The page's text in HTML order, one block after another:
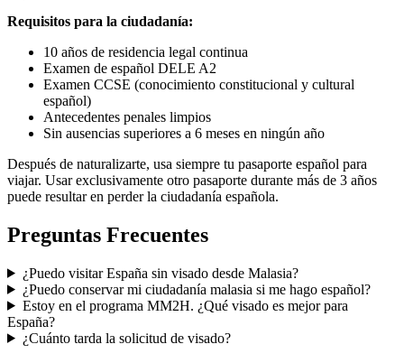
Requisitos para la ciudadanía:
10 años de residencia legal continua
Examen de español DELE A2
Examen CCSE (conocimiento constitucional y cultural
español)
Antecedentes penales limpios
Sin ausencias superiores a 6 meses en ningún año
Después de naturalizarte, usa siempre tu pasaporte español para
viajar. Usar exclusivamente otro pasaporte durante más de 3 años
puede resultar en perder la ciudadanía española.
Preguntas Frecuentes
¿Puedo visitar España sin visado desde Malasia?
¿Puedo conservar mi ciudadanía malasia si me hago español?
Estoy en el programa MM2H. ¿Qué visado es mejor para
España?
¿Cuánto tarda la solicitud de visado?